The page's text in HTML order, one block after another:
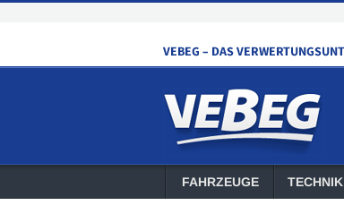
FAHRZEUGE TECHNIK